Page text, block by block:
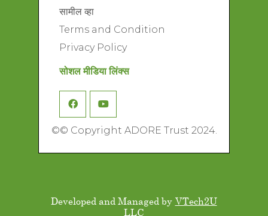
सामील व्हा
Terms and Condition
Privacy Policy
सोशल मीडिया लिंक्स
©© Copyright ADORE Trust 2024.
Developed and Managed by VTech2U
LLC